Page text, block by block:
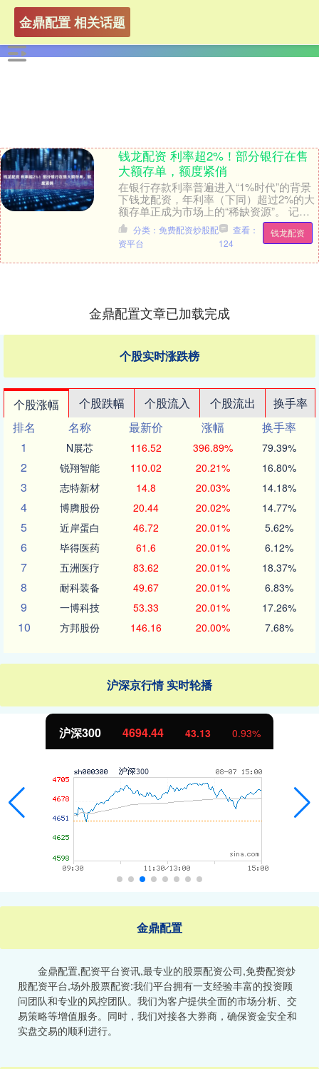
金鼎配置 相关话题
钱龙配资 利率超2%！部分银行在售
大额存单，额度紧俏
在银行存款利率普遍进入“1%时代”的背景
下钱龙配资，年利率（下同）超过2%的大
额存单正成为市场上的“稀缺资源”。 记者
调研发现，尽管多数银行大额存单利率已
降至2....
钱龙配资
分类：免费配资炒股配
资平台
查看：
124
金鼎配置文章已加载完成
个股实时涨跌榜
个股涨幅 个股跌幅 个股流入 个股流出
换手率
排名
名称 最新价 涨幅
换手率
1
N展芯 116.52 396.89% 79.39%
2 锐翔智能 110.02 20.21% 16.80%
3 志特新材 14.8 20.03% 14.18%
4 博腾股份 20.44 20.02% 14.77%
5 近岸蛋白 46.72 20.01% 5.62%
6 毕得医药 61.6 20.01% 6.12%
7 五洲医疗 83.62 20.01% 18.37%
8 耐科装备 49.67 20.01% 6.83%
9 一博科技 53.33 20.01% 17.26%
10 方邦股份 146.16 20.00% 7.68%
沪深京行情 实时轮播
沪深300 4694.44 43.13 0.93%
金鼎配置
金鼎配置,配资平台资讯,最专业的股票配资公司,免费配资炒
股配资平台,场外股票配资:我们平台拥有一支经验丰富的投资顾
问团队和专业的风控团队。我们为客户提供全面的市场分析、交
易策略等增值服务。同时，我们对接各大券商，确保资金安全和
实盘交易的顺利进行。